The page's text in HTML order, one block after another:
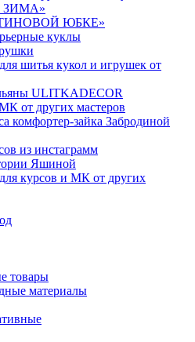
ЮБКЕ»
куклы
шитья кукол и игрушек от
ULITKADECOR
от других мастеров
комфортер-зайка Забродиной
из инстаграмм
Яшиной
курсов и МК от других
товары
материалы